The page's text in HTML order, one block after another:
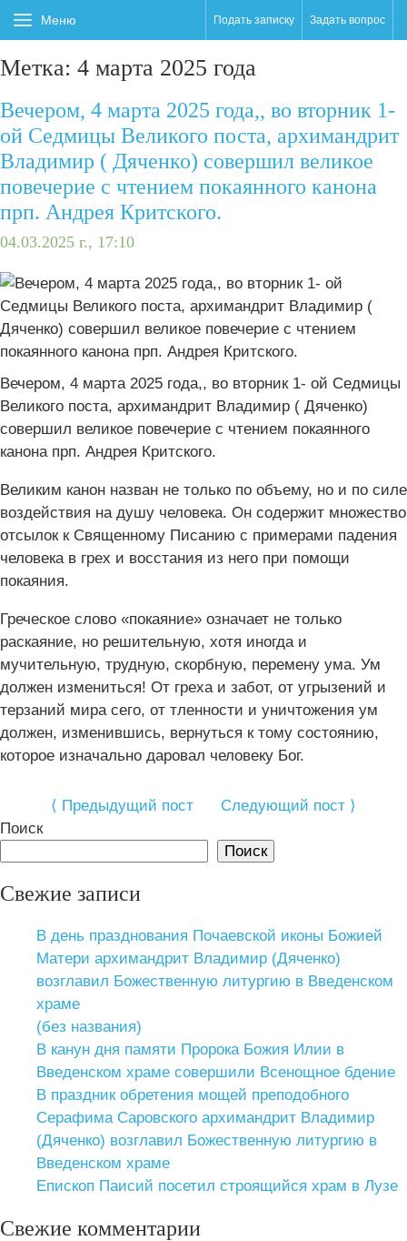
Меню Подать записку Задать вопрос
Метка: 4 марта 2025 года
Вечером, 4 марта 2025 года,, во вторник 1-
ой Седмицы Великого поста, архимандрит
Владимир ( Дяченко) совершил великое
повечерие с чтением покаянного канона
прп. Андрея Критского.
04.03.2025 г., 17:10
Вечером, 4 марта 2025 года,, во вторник 1- ой Седмицы
Великого поста, архимандрит Владимир ( Дяченко)
совершил великое повечерие с чтением покаянного
канона прп. Андрея Критского.
Великим канон назван не только по объему, но и по силе
воздействия на душу человека. Он содержит множество
отсылок к Священному Писанию с примерами падения
человека в грех и восстания из него при помощи
покаяния.
Греческое слово «покаяние» означает не только
раскаяние, но решительную, хотя иногда и
мучительную, трудную, скорбную, перемену ума. Ум
должен измениться! От греха и забот, от угрызений и
терзаний мира сего, от тленности и уничтожения ум
должен, изменившись, вернуться к тому состоянию,
которое изначально даровал человеку Бог.
⟨ Предыдущий пост
Следующий пост ⟩
Поиск
Поиск
Свежие записи
В день празднования Почаевской иконы Божией
Матери архимандрит Владимир (Дяченко)
возглавил Божественную литургию в Введенском
храме
(без названия)
В канун дня памяти Пророка Божия Илии в
Введенском храме совершили Всенощное бдение
В праздник обретения мощей преподобного
Серафима Саровского архимандрит Владимир
(Дяченко) возглавил Божественную литургию в
Введенском храме
Епископ Паисий посетил строящийся храм в Лузе
Свежие комментарии